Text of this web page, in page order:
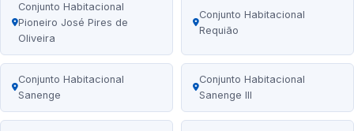
Conjunto Habitacional
Pioneiro José Pires de
Oliveira
Conjunto Habitacional
Requião
Conjunto Habitacional
Sanenge
Conjunto Habitacional
Sanenge III